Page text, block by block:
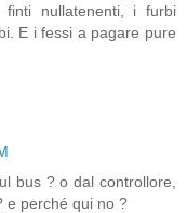
nullatenenti, i furbi
E i fessi a pagare pure
bus ? o dal controllore,
e perché qui no ?